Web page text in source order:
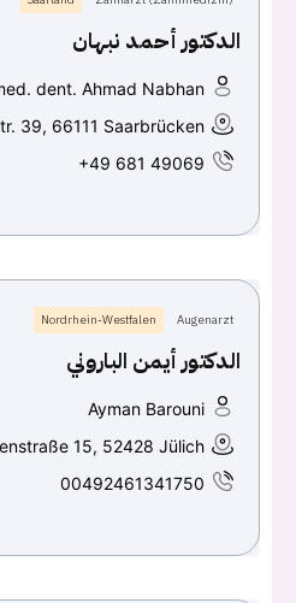
الدكتور أحمد نبهان
dent. Ahmad Nabhan
39, 66111 Saarbrücken
+49 681 49069
Augenarzt
Nordrhein-Westfalen
الدكتور أيمن الباروني
Ayman Barouni
15, 52428 Jülich
00492461341750